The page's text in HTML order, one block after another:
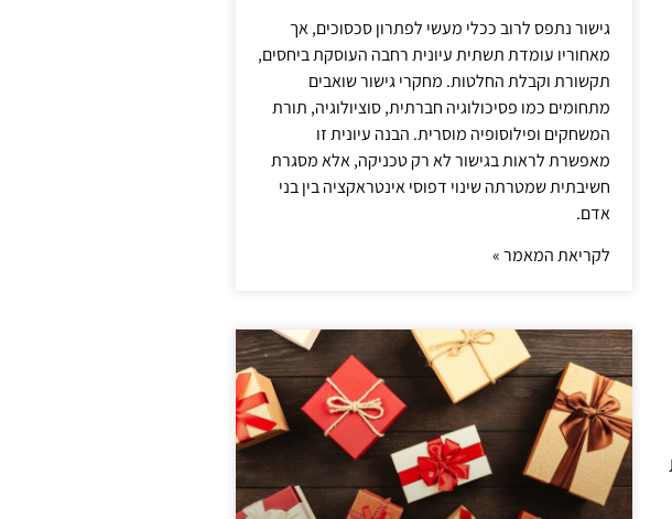
גישור נתפס לרוב ככלי מעשי לפתרון סכסוכים, אך
מאחוריו עומדת תשתית עיונית רחבה העוסקת ביחסים,
תקשורת וקבלת החלטות. מחקרי גישור שואבים
מתחומים כמו פסיכולוגיה חברתית, סוציולוגיה, תורת
המשחקים ופילוסופיה מוסרית. הבנה עיונית זו
מאפשרת לראות בגישור לא רק טכניקה, אלא מסגרת
חשיבתית שמטרתה שינוי דפוסי אינטראקציה בין בני
אדם.
לקריאת המאמר »